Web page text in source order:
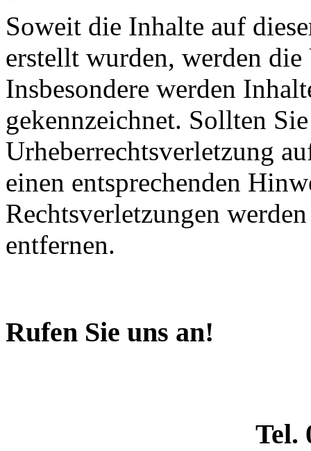
Soweit die Inhalte auf
erstellt wurden, werden
Insbesondere werden
gekennzeichnet. Sollten
Urheberrechtsverletzung
einen entsprechenden
Rechtsverletzungen
entfernen.
Rufen Sie uns an!
Tel.